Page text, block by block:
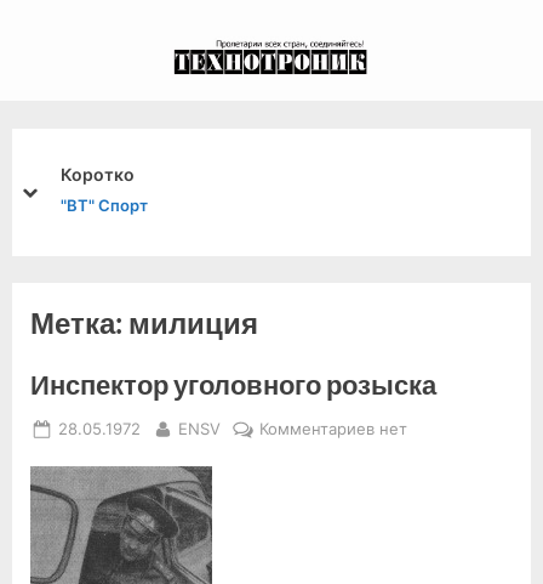
Коротко
"ВТ" Спорт
prev
next
Метка: милиция
Инспектор уголовного розыска
Posted
28.05.1972 By
ENSV Комментариевкнет